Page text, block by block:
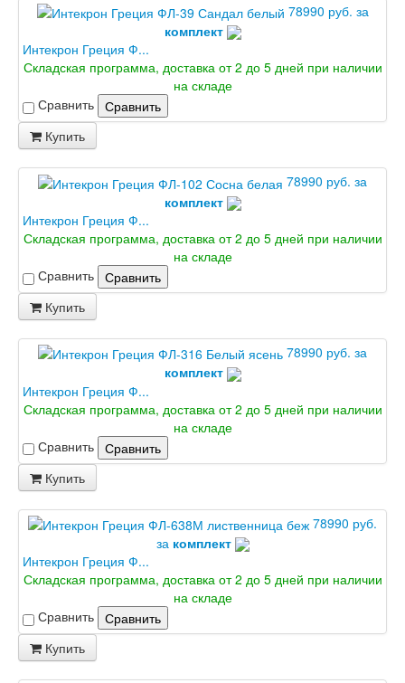
78990 руб. за
комплект
Интекрон Греция Ф...
Складская программа, доставка от 2 до 5 дней при наличии
на складе
Сравнить Сравнить
Купить
78990 руб. за
комплект
Интекрон Греция Ф...
Складская программа, доставка от 2 до 5 дней при наличии
на складе
Сравнить Сравнить
Купить
78990 руб. за
комплект
Интекрон Греция Ф...
Складская программа, доставка от 2 до 5 дней при наличии
на складе
Сравнить Сравнить
Купить
78990 руб.
за комплект
Интекрон Греция Ф...
Складская программа, доставка от 2 до 5 дней при наличии
на складе
Сравнить Сравнить
Купить